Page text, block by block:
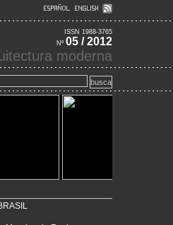
ISSN 1988-3765
Nº 05 / 2012
moderna